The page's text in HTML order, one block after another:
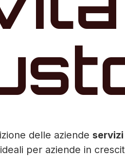
delle aziende
per aziende in